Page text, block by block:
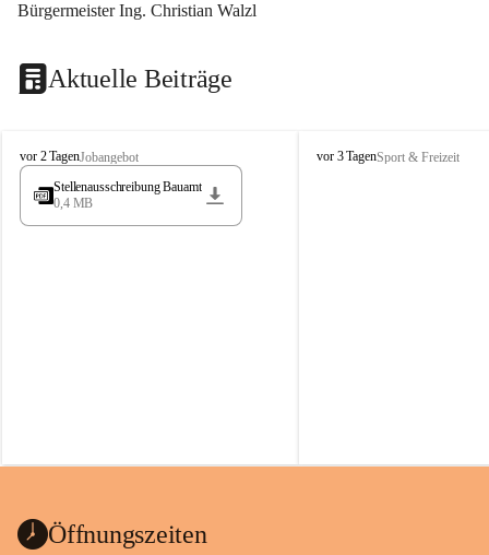
Bürgermeister Ing. Christian Walzl
Aktuelle Beiträge
S
t
s
vor 2 TagenJobangebot
Stellenausschreibung Bauamt
0,4 MB
S
vor 3 TagenSport & Freizeit
Öffnungszeiten